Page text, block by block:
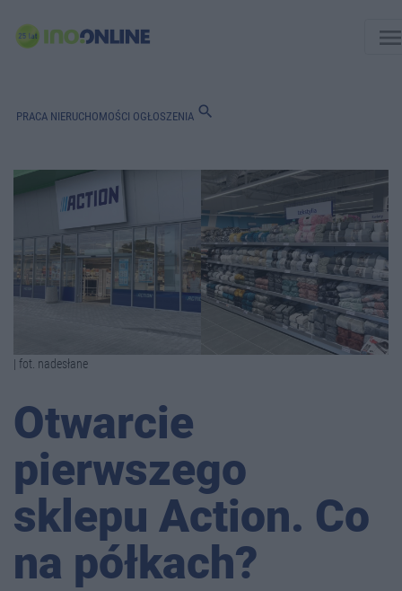
PRACA NIERUCHOMOŚCI OGŁOSZENIA search
| fot. nadesłane
Otwarcie
pierwszego
sklepu Action. Co
na półkach?